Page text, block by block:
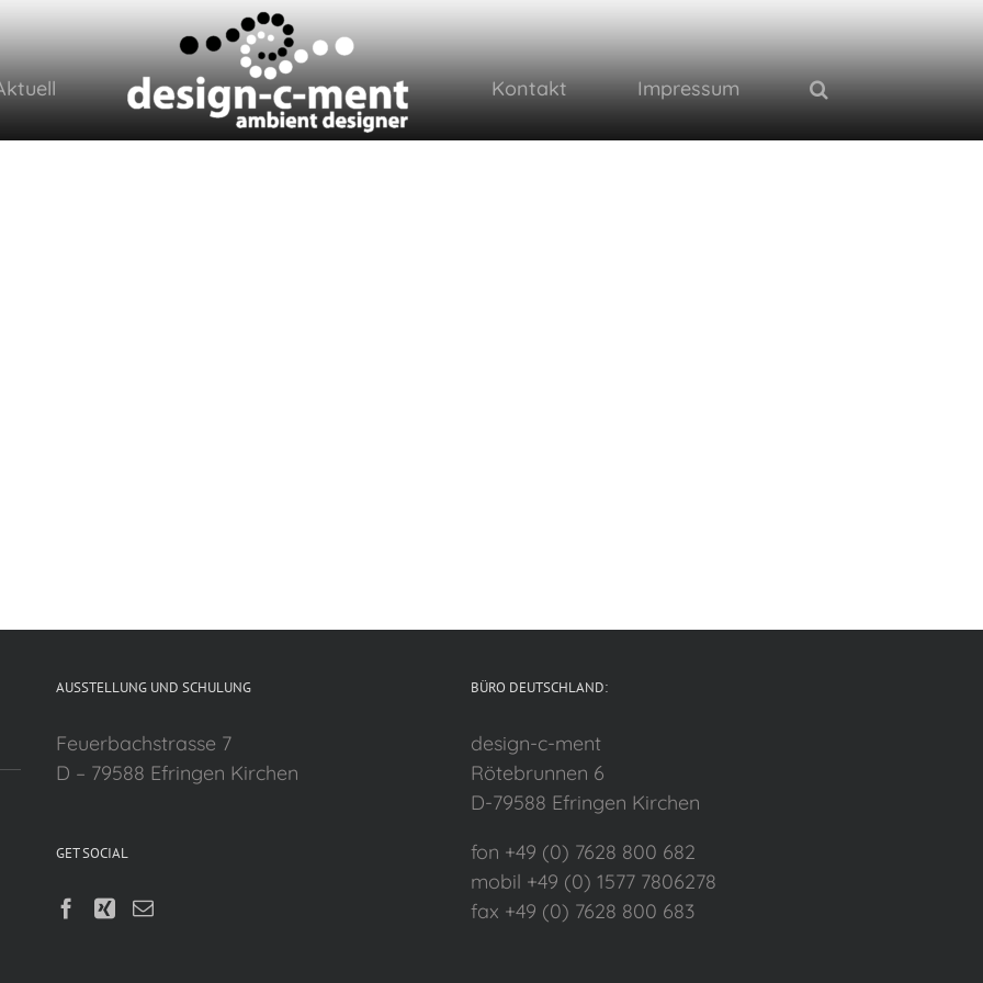
Kontakt Impressum
AUSSTELLUNG UND SCHULUNG
Feuerbachstrasse 7
D – 79588 Efringen Kirchen
GET SOCIAL
BÜRO DEUTSCHLAND:
design-c-ment
Rötebrunnen 6
D-79588 Efringen Kirchen
fon +49 (0) 7628 800 682
mobil +49 (0) 1577 7806278
fax +49 (0) 7628 800 683